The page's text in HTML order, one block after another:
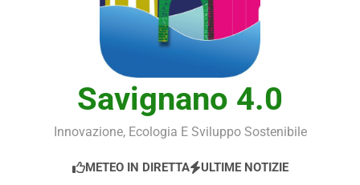
Savignano 4.0
Innovazione, Ecologia E Sviluppo Sostenibile
METEO IN DIRETTA ULTIME NOTIZIE